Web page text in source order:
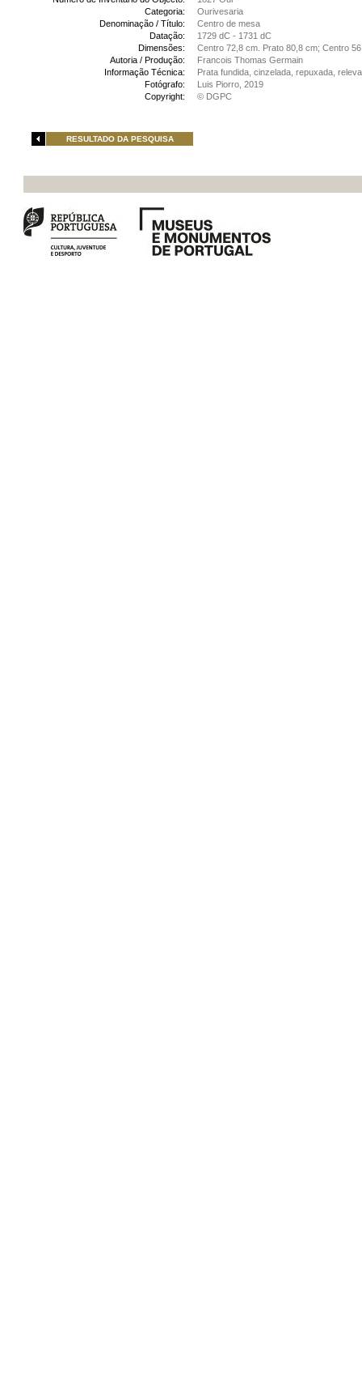
Categoria:
Ourivesaria
Denominação / Título:
Centro de mesa
Datação:
1729 dC - 1731 dC
Dimensões:
Centro 72,8 cm. Prato 80,8 cm; Centro
Autoria / Produção:
Francois Thomas Germain
Informação Técnica:
Prata fundida, cinzelada, repuxada,
Fotógrafo:
Luis Piorro, 2019
Copyright:
© DGPC
RESULTADO DA PESQUISA